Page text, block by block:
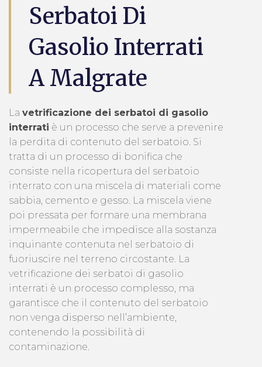
Serbatoi Di
Gasolio Interrati
A Malgrate
La vetrificazione dei serbatoi di gasolio
interrati è un processo che serve a prevenire
la perdita di contenuto del serbatoio. Si
tratta di un processo di bonifica che
consiste nella ricopertura del serbatoio
interrato con una miscela di materiali come
sabbia, cemento e gesso. La miscela viene
poi pressata per formare una membrana
impermeabile che impedisce alla sostanza
inquinante contenuta nel serbatoio di
fuoriuscire nel terreno circostante. La
vetrificazione dei serbatoi di gasolio
interrati è un processo complesso, ma
garantisce che il contenuto del serbatoio
non venga disperso nell’ambiente,
contenendo la possibilità di
contaminazione.